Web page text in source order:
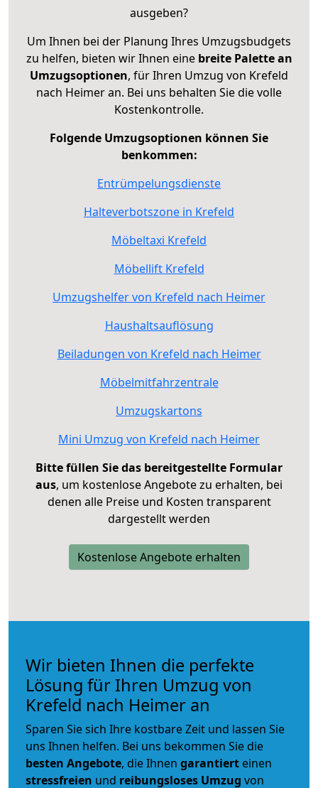
ausgeben?
Um Ihnen bei der Planung Ihres Umzugsbudgets
zu helfen, bieten wir Ihnen eine breite Palette an
Umzugsoptionen, für Ihren Umzug von Krefeld
nach Heimer an. Bei uns behalten Sie die volle
Kostenkontrolle.
Folgende Umzugsoptionen können Sie
benkommen:
Entrümpelungsdienste
Halteverbotszone in Krefeld
Möbeltaxi Krefeld
Möbellift Krefeld
Umzugshelfer von Krefeld nach Heimer
Haushaltsauflösung
Beiladungen von Krefeld nach Heimer
Möbelmitfahrzentrale
Umzugskartons
Mini Umzug von Krefeld nach Heimer
Bitte füllen Sie das bereitgestellte Formular
aus, um kostenlose Angebote zu erhalten, bei
denen alle Preise und Kosten transparent
dargestellt werden
Kostenlose Angebote erhalten
Wir bieten Ihnen die perfekte
Lösung für Ihren Umzug von
Krefeld nach Heimer an
Sparen Sie sich Ihre kostbare Zeit und lassen Sie
uns Ihnen helfen. Bei uns bekommen Sie die
besten Angebote, die Ihnen garantiert einen
stressfreien und reibungsloses Umzug von